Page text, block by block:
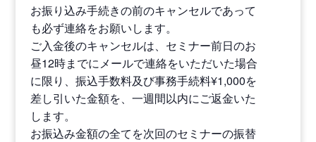
お振り込み手続きの前のキャンセルであって
も必ず連絡をお願いします。
ご入金後のキャンセルは、セミナー前日のお
昼12時までにメールで連絡をいただいた場合
に限り、振込手数料及び事務手続料¥1,000を
差し引いた金額を、一週間以内にご返金いた
します。
お振込み金額の全てを次回のセミナーの振替